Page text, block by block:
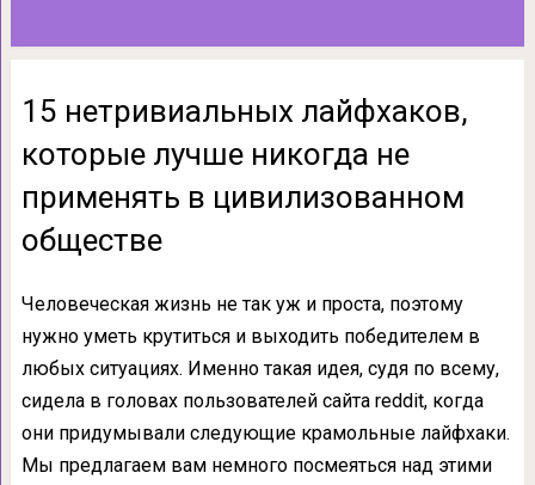
15 нетривиальных лайфхаков,
которые лучше никогда не
применять в цивилизованном
обществе
Человеческая жизнь не так уж и проста, поэтому
нужно уметь крутиться и выходить победителем в
любых ситуациях. Именно такая идея, судя по всему,
сидела в головах пользователей сайта reddit, когда
они придумывали следующие крамольные лайфхаки.
Мы предлагаем вам немного посмеяться над этими